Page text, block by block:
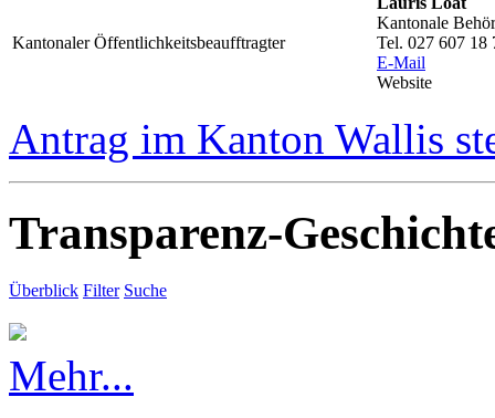
Kantonaler Öffentlichkeitsbeaufftragter
Kantonale
Tel. 027 607 18
E-Mail
Website
Antrag im Kanton Wallis
Transparenz-
Überblick Filter Suche
Mehr...